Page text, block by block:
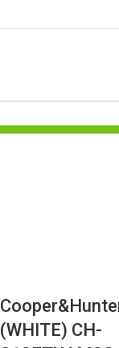
(WHITE) CH-